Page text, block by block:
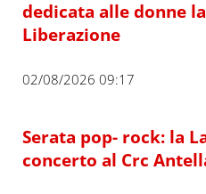
dedicata alle donne
Liberazione
02/08/2026 09:17
Serata pop- rock: la
concerto al Crc